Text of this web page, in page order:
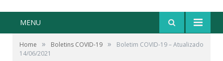
MENU
Home » Boletins COVID-19 »
Boletim COVID-19 – Atualizado
14/06/2021